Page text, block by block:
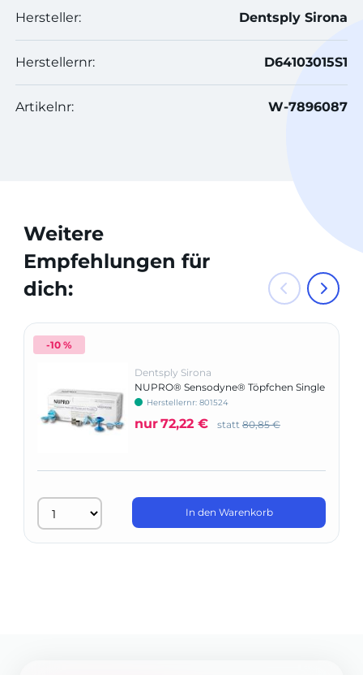
Hersteller: Dentsply Sirona
Herstellernr: D64103015S1
Artikelnr: W-7896087
Weitere
Empfehlungen für
dich:
-10 %
Dentsply Sirona
NUPRO® Sensodyne® Töpfchen Single
Dose ohne Fluorid
Herstellernr: 801524
nur72,22 € statt 80,85 €
In den Warenkorb